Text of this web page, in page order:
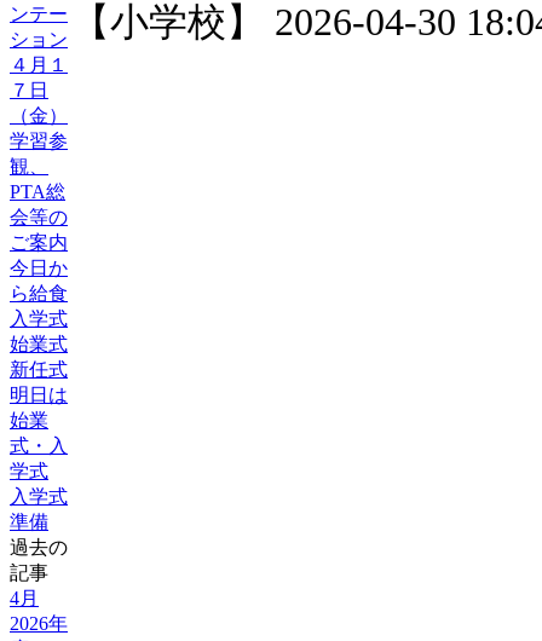
ンテー
ション
４月１
７日
（金）
学習参
観、
PTA総
会等の
ご案内
今日か
ら給食
入学式
始業式
新任式
明日は
始業
式・入
学式
入学式
準備
過去の
記事
4月
2026年
【小学校】 2026-04-30